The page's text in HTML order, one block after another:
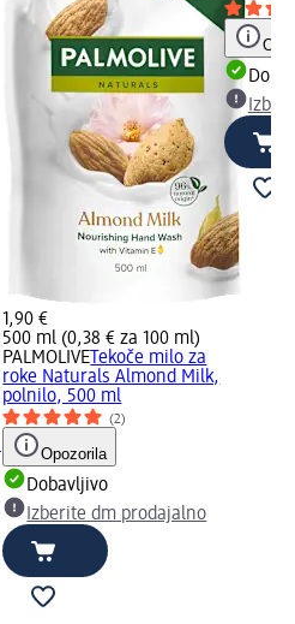
1,90 €
500 ml (0,38 € za 100 ml)
PALMOLIVETekoče milo za
roke Naturals Almond Milk,
polnilo, 500 ml
(2)
Opozorila
Dobavljivo
Izberite dm prodajalno